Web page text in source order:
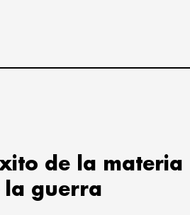
de la materia
la guerra